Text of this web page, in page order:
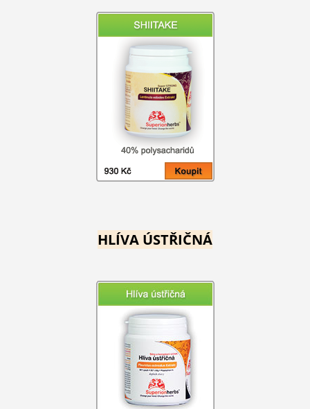
HLÍVA ÚSTŘIČNÁ